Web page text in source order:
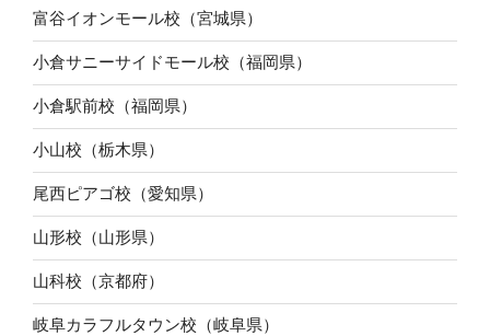
富谷イオンモール校（宮城県）
小倉サニーサイドモール校（福岡県）
小倉駅前校（福岡県）
小山校（栃木県）
尾西ピアゴ校（愛知県）
山形校（山形県）
山科校（京都府）
岐阜カラフルタウン校（岐阜県）